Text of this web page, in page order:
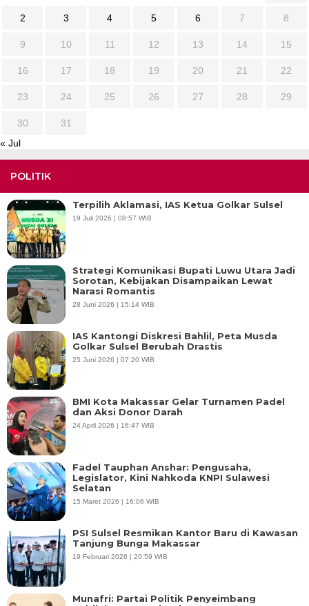
2 3 4 5 6 7 8
9 10 11 12 13 14 15
16 17 18 19 20 21 22
23 24 25 26 27 28 29
30
31
« Jul
POLITIK
Terpilih Aklamasi, IAS Ketua Golkar Sulsel
19 Juli 2026 | 08:57 WIB
Strategi Komunikasi Bupati Luwu Utara Jadi
Sorotan, Kebijakan Disampaikan Lewat
Narasi Romantis
28 Juni 2026 | 15:14 WIB
IAS Kantongi Diskresi Bahlil, Peta Musda
Golkar Sulsel Berubah Drastis
25 Juni 2026 | 07:20 WIB
BMI Kota Makassar Gelar Turnamen Padel
dan Aksi Donor Darah
24 April 2026 | 16:47 WIB
Fadel Tauphan Anshar: Pengusaha,
Legislator, Kini Nahkoda KNPI Sulawesi
Selatan
15 Maret 2026 | 16:06 WIB
PSI Sulsel Resmikan Kantor Baru di Kawasan
Tanjung Bunga Makassar
19 Februari 2026 | 20:59 WIB
Munafri: Partai Politik Penyeimbang